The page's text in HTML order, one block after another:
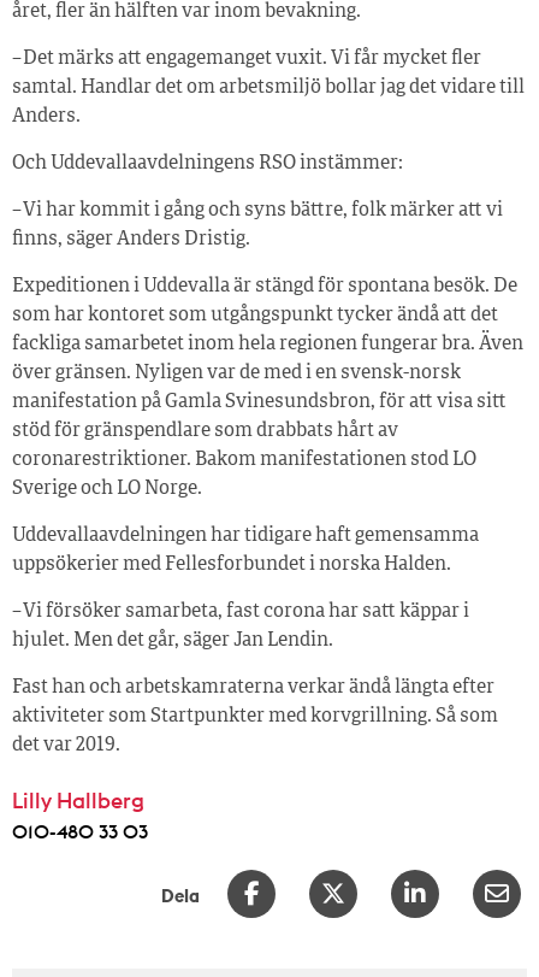
året, fler än hälften var inom bevakning.
– Det märks att engagemanget vuxit. Vi får mycket fler
samtal. Handlar det om arbetsmiljö bollar jag det vidare till
Anders.
Och Uddevallaavdelningens RSO instämmer:
– Vi har kommit i gång och syns bättre, folk märker att vi
finns, säger Anders Dristig.
Expeditionen i Uddevalla är stängd för spontana besök. De
som har kontoret som utgångspunkt tycker ändå att det
fackliga samarbetet inom hela regionen fungerar bra. Även
över gränsen. Nyligen var de med i en svensk-norsk
manifestation på Gamla Svinesundsbron, för att visa sitt
stöd för gränspendlare som drabbats hårt av
coronarestriktioner. Bakom manifestationen stod LO
Sverige och LO Norge.
Uddevallaavdelningen har tidigare haft gemensamma
uppsökerier med Fellesforbundet i norska Halden.
– Vi försöker samarbeta, fast corona har satt käppar i
hjulet. Men det går, säger Jan Lendin.
Fast han och arbetskamraterna verkar ändå längta efter
aktiviteter som Startpunkter med korvgrillning. Så som
det var 2019.
Lilly Hallberg
010-480 33 03
Dela